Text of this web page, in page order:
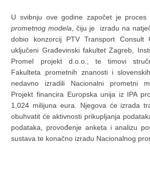
U svibnju ove godine započet je proces
prometnog modela, čiju je izradu na
dobio konzorcij PTV Transport
uključeni Građevinski fakultet Zagreb,
Promel projekt d.o.o., te timovi
Fakulteta prometnih znanosti i
nedavno izradili Nacionalni prometni
Projekt financira Europska unija iz IPA
1,024 milijuna eura. Njegova će izrada
obuhvatit će aktivnosti prikupljanja
podataka, provođenje anketa i analizu
sustava te konačno izradu Nacionalnog